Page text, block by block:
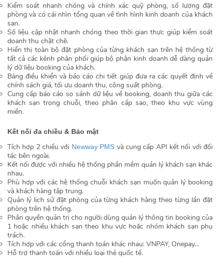
Kiểm soát nhanh chóng và chính xác quỹ phòng, số lượng đặt
phòng và có cái nhìn tổng quan về tình hình kinh doanh của khách
sạn.
Số liệu cập nhật nhanh chóng theo thời gian thực giúp kiểm soát
doanh thu chặt chẽ.
Hiển thị toàn bộ đặt phòng của từng khách sạn trên hệ thống từ
tất cả các kênh phân phối giúp bộ phận kinh doanh dễ dàng quản
lý dữ liệu booking của khách.
Bảng điều khiển và báo cáo chi tiết giúp đưa ra các quyết định về
chính sách giá, tối ưu doanh thu, công suất phòng.
Cung cấp báo cáo so sánh dữ liệu về booking, doanh thu giữa các
khách sạn trong chuỗi, theo phân cấp sao, theo khu vực vùng
miền.
Kết nối đa chiều & Bảo mật
Tích hợp 2 chiều với Newway PMS và cung cấp API kết nối với đối
tác bên ngoài.
Kết nối được với nhiều hệ thống phần mềm quản lý khách sạn khác
nhau.
Phù hợp với các hệ thống chuỗi khách sạn muốn quản lý booking
và khách hàng tập trung.
Quản lý lịch sử đặt phòng của từng khách hàng theo từng lần đặt
phòng trên hệ thống.
Phân quyền quản trị cho người dùng quản lý thông tin booking của
1 hoặc nhiều khách sạn theo khu vực hoặc nhóm khách sạn phụ
trách.
Tích hợp với các cổng thanh toán khác nhau: VNPAY, Onepay…
Hỗ trợ thanh toán với nhiều loại thẻ quốc tế.